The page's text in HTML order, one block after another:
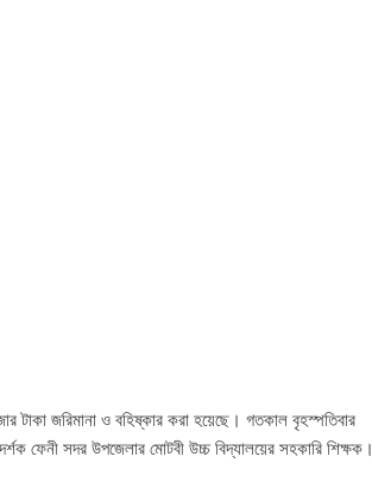
টাকা জরিমানা ও বহিষ্কার করা হয়েছে। গতকাল বৃহস্পতিবার
ফেনী সদর উপজেলার মোটবী উচ্চ বিদ্যালয়ের সহকারি শিক্ষক।